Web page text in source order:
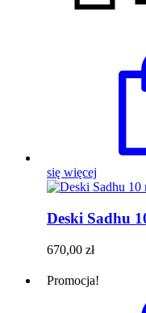
się więcej
Deski Sadhu
670,00 zł
Promocja!